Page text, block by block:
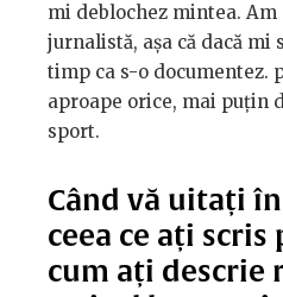
mi deblochez mintea.
jurnalistă, așa că dacă mi
timp ca s-o documentez.
aproape orice, mai puțin
sport.
Când vă uitați
ceea ce ați scris
cum ați descrie